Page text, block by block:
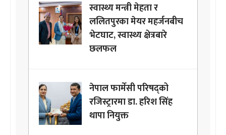
स्वास्थ्य मन्त्री मेहता र
ललितपुरका मेयर महर्जनबीच
भेटघाट, स्वास्थ्य क्षेत्रबारे
छलफल
नेपाल फार्मेसी परिषद्को
रजिस्ट्रारमा डा. हरिश सिंह
थापा नियुक्त